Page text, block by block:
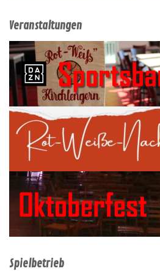
Veranstaltungen
Spielbetrieb